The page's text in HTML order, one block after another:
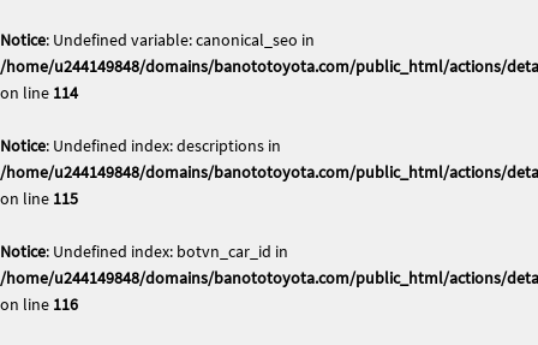
Notice: Undefined variable: canonical_seo in
/home/u244149848/domains/banototoyota.com/public_html/actions/
on line 114
Notice: Undefined index: descriptions in
/home/u244149848/domains/banototoyota.com/public_html/actions/
on line 115
Notice: Undefined index: botvn_car_id in
/home/u244149848/domains/banototoyota.com/public_html/actions/
on line 116